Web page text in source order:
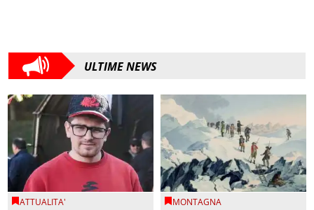
ULTIME NEWS
ATTUALITA' MONTAGNA